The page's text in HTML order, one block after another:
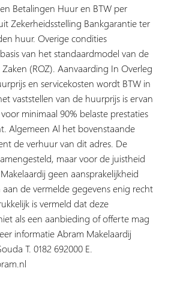
Betalingen Huur en BTW per
Zekerheidsstelling Bankgarantie ter
huur. Overige condities
van het standaardmodel van de
(ROZ). Aanvaarding In Overleg
en servicekosten wordt BTW in
vaststellen van de huurprijs is ervan
minimaal 90% belaste prestaties
Algemeen Al het bovenstaande
de verhuur van dit adres. De
maar voor de juistheid
geen aansprakelijkheid
de vermelde gegevens enig recht
is vermeld dat deze
als een aanbieding of offerte mag
informatie Abram Makelaardij
T. 0182 692000 E.